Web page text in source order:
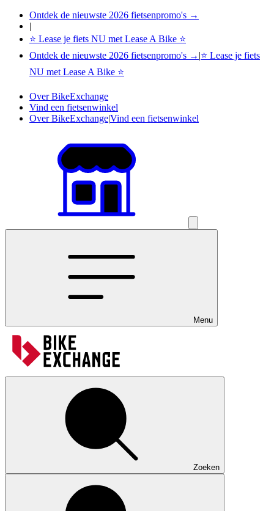
Ontdek de nieuwste 2026 fietsenpromo's →
|
⭐ Lease je fiets NU met Lease A Bike ⭐
Ontdek de nieuwste 2026 fietsenpromo's → |⭐ Lease je fiets
NU met Lease A Bike ⭐
Over BikeExchange
Vind een fietsenwinkel
Over BikeExchange|Vind een fietsenwinkel
Menu
Zoeken